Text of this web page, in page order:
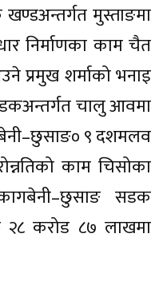
खण्डअन्तर्गत मुस्ताङमा
निर्माणका काम चैत
प्रमुख शर्माको भनाइ
चालु आवमा
९ दशमलव
काम चिसोका
सडक
२८ करोड ८७ लाखमा